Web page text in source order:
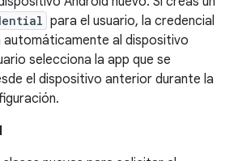
para el usuario, la credencial
al dispositivo
selecciona la app que se
el dispositivo anterior durante la